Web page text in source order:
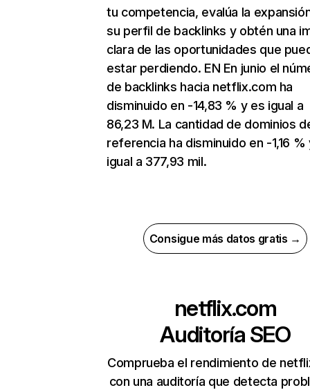
tu competencia, evalúa la
su perfil de backlinks y obtén una
clara de las oportunidades que
estar perdiendo. EN En junio el
de backlinks hacia netflix.com ha
disminuido en -14,83 % y es igual a
86,23 M. La cantidad de dominios
referencia ha disminuido en -1,16 %
igual a 377,93 mil.
Consigue más datos gratis →
netflix.com
Auditoría SEO
Comprueba el rendimiento de
con una auditoría que detecta